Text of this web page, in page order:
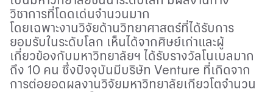
วิชาการที่โดดเด่นจำนวนมาก
โดยเฉพาะงานวิจัยด้านวิทยาศาสตร์ที่ได้รับการ
ยอมรับในระดับโลก เห็นได้จากศิษย์เก่าและผู้
เกี่ยวข้องกับมหาวิทยาลัยฯ ได้รับรางวัลโนเบลมาก
ถึง 10 คน ซึ่งปัจจุบันมีบริษัท Venture ที่เกิดจาก
การต่อยอดผลงานวิจัยมหาวิทยาลัยเกียวโตจำนวน